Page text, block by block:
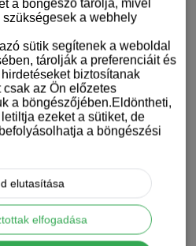
hangulatot egy olyan bögrével,
a böngésző tárolja, mivel
a webhely
sütik segítenek a weboldal
tárolják a preferenciáit és
biztosítanak
az Ön előzetes
a böngészőjében.Eldöntheti,
ezeket a sütiket, de
a böngészési
elutasítása
elfogadása